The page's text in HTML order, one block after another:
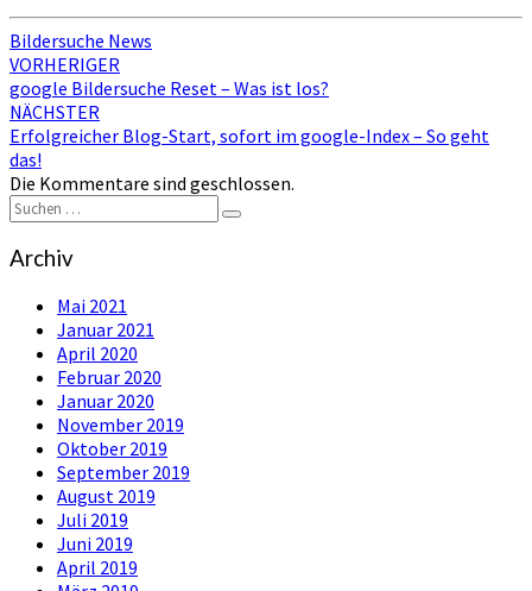
Bildersuche News
Beitragsnavigation
VORHERIGER
google Bildersuche Reset – Was ist los?
NÄCHSTER
Erfolgreicher Blog-Start, sofort im google-Index – So geht
das!
Die Kommentare sind geschlossen.
Suchen
nach:
Suchen
Archiv
Mai 2021
Januar 2021
April 2020
Februar 2020
Januar 2020
November 2019
Oktober 2019
September 2019
August 2019
Juli 2019
Juni 2019
April 2019